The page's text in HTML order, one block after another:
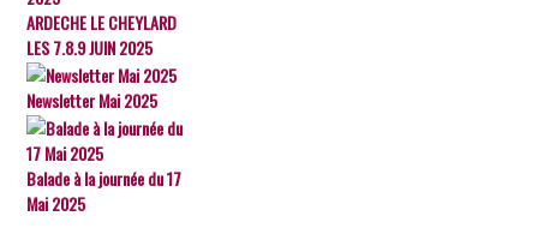
ARDECHE LE CHEYLARD
LES 7.8.9 JUIN 2025
Newsletter Mai 2025
Balade à la journée du 17
Mai 2025